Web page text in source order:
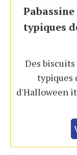
typiques
Des
typiques
d'Halloween